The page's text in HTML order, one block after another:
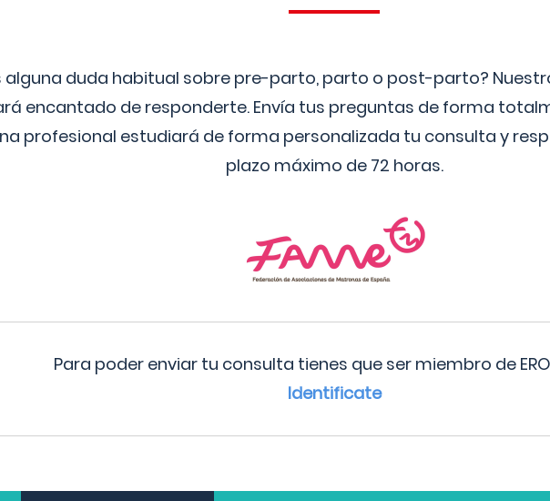
alguna duda habitual sobre pre-parto, parto o post-parto?
encantado de responderte. Envía tus preguntas de forma
profesional estudiará de forma personalizada tu consulta y
plazo máximo de 72 horas.
Para poder enviar tu consulta tienes que ser miembro de
Identificate